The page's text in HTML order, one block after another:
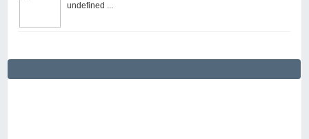
undefined ...